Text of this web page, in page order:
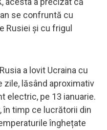
se confruntă cu
Rusiei și cu frigul
a lovit Ucraina cu
zile, lăsând aproximativ
electric, pe 13 ianuarie.
în timp ce lucrătorii din
înghețate